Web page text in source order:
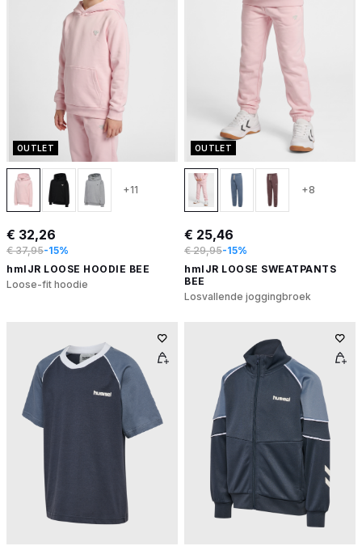
OUTLET
+11
€ 32,26
€ 37,95-15%
hmlJR LOOSE HOODIE BEE
Loose-fit hoodie
OUTLET
+8
€ 25,46
€ 29,95-15%
hmlJR LOOSE SWEATPANTS
BEE
Losvallende joggingbroek